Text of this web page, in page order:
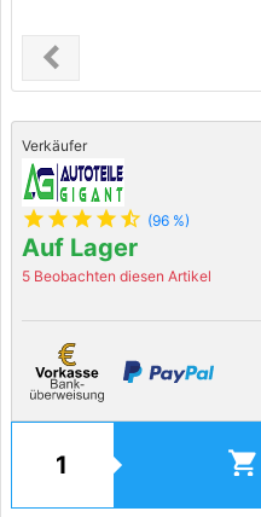
chevron_leftPrevious
Verkäufer
star star star star star_half (96 %)
Auf Lager
5 Beobachten diesen Artikel
shopping_cart